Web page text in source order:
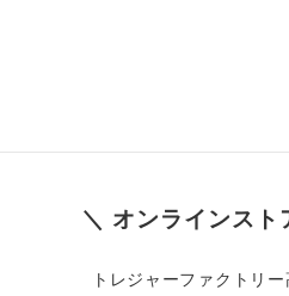
＼ オンラインスト
トレジャーファクトリ